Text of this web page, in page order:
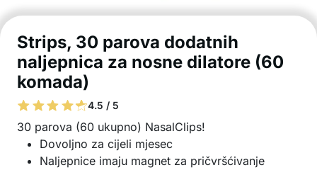
Strips, 30 parova dodatnih
naljepnica za nosne dilatore (60
komada)
4.5 / 5
30 parova (60 ukupno) NasalClips!
Dovoljno za cijeli mjesec
Naljepnice imaju magnet za pričvršćivanje